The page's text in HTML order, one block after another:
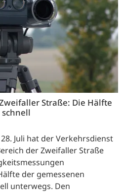
Straße: Die Hälfte
schnell
Juli hat der Verkehrsdienst
der Zweifaller Straße
der gemessenen
unterwegs. Den